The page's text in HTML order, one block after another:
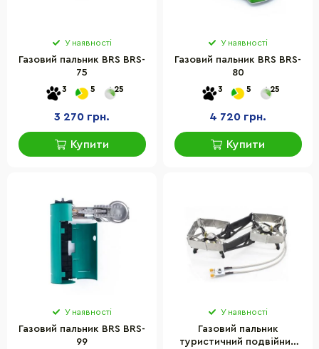
У наявності
Газовий пальник BRS BRS-
75
3 5 25
3 270 грн.
Купити
У наявності
Газовий пальник BRS BRS-
80
3 5 25
4 720 грн.
Купити
У наявності
Газовий пальник BRS BRS-
99
У наявності
Газовий пальник
туристичний подвійний